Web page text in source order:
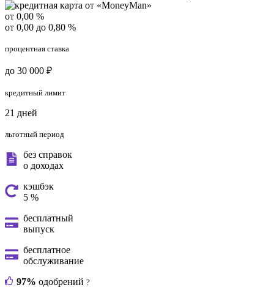
от 0,00 %
от 0,00 до 0,80 %
процентная ставка
до 30 000 ₽
кредитный лимит
21 дней
льготный период
без справок
о доходах
кэшбэк
5 %
бесплатный
выпуск
бесплатное
обслуживание
97% одобрений ?